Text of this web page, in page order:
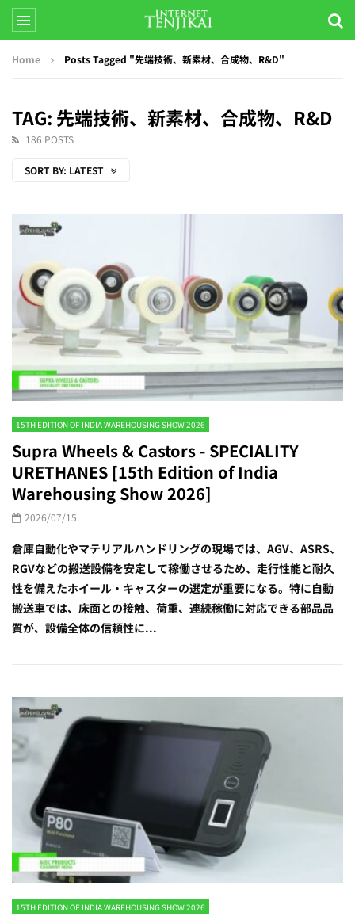
Home Posts Tagged "先端技術、新素材、合成物、R&D"
TAG: 先端技術、新素材、合成物、R&D
186 POSTS
SORT BY: LATEST
15TH EDITION OF INDIA WAREHOUSING SHOW 2026
Supra Wheels & Castors - SPECIALITY
URETHANES [15th Edition of India
Warehousing Show 2026]
2026/07/15
倉庫自動化やマテリアルハンドリングの現場では、AGV、ASRS、
RGVなどの搬送設備を安定して稼働させるため、走行性能と耐久
性を備えたホイール・キャスターの選定が重要になる。特に自動
搬送車では、床面との接触、荷重、連続稼働に対応できる部品品
質が、設備全体の信頼性に...
15TH EDITION OF INDIA WAREHOUSING SHOW 2026